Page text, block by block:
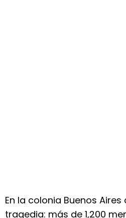
En la colonia Buenos
tragedia: más de 1,200